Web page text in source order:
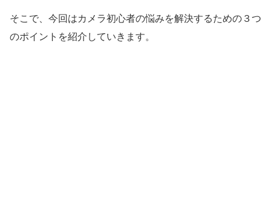
そこで、今回はカメラ初心者の悩みを解決するための３つ
のポイントを紹介していきます。